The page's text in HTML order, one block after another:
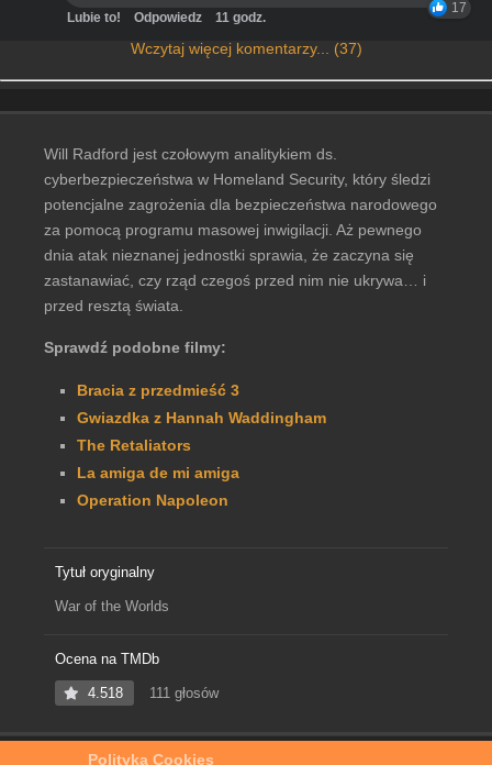
Polityka Cookies
17
Lubie to! Odpowiedz 11 godz.
Wczytaj więcej komentarzy... (37)
Will Radford jest czołowym analitykiem ds.
cyberbezpieczeństwa w Homeland Security, który śledzi
potencjalne zagrożenia dla bezpieczeństwa narodowego
za pomocą programu masowej inwigilacji. Aż pewnego
dnia atak nieznanej jednostki sprawia, że zaczyna się
zastanawiać, czy rząd czegoś przed nim nie ukrywa… i
przed resztą świata.
Sprawdź podobne filmy:
Bracia z przedmieść 3
Gwiazdka z Hannah Waddingham
The Retaliators
La amiga de mi amiga
Operation Napoleon
Tytuł oryginalny
War of the Worlds
Ocena na TMDb
4.518 111 głosów